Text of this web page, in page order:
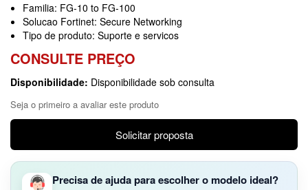
Familia: FG-10 to FG-100
Solucao Fortinet: Secure Networking
Tipo de produto: Suporte e servicos
CONSULTE PREÇO
Disponibilidade: Disponibilidade sob consulta
Seja o primeiro a avaliar este produto
Solicitar proposta
Precisa de ajuda para escolher o modelo ideal?